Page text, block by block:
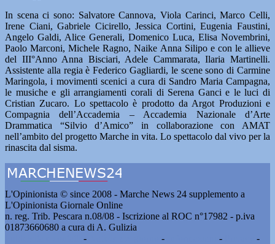
In scena ci sono: Salvatore Cannova, Viola Carinci, Marco Celli,
Irene Ciani, Gabriele Cicirello, Jessica Cortini, Eugenia Faustini,
Angelo Galdi, Alice Generali, Domenico Luca, Elisa Novembrini,
Paolo Marconi, Michele Ragno, Naike Anna Silipo e con le allieve
del III°Anno Anna Bisciari, Adele Cammarata, Ilaria Martinelli.
Assistente alla regia è Federico Gagliardi, le scene sono di Carmine
Maringola, i movimenti scenici a cura di Sandro Maria Campagna,
le musiche e gli arrangiamenti corali di Serena Ganci e le luci di
Cristian Zucaro. Lo spettacolo è prodotto da Argot Produzioni e
Compagnia dell’Accademia – Accademia Nazionale d’Arte
Drammatica “Silvio d’Amico” in collaborazione con AMAT
nell’ambito del progetto Marche in vita. Lo spettacolo dal vivo per la
rinascita dal sisma.
L'Opinionista © since 2008 - Marche News 24 supplemento a
L'Opinionista Giornale Online
n. reg. Trib. Pescara n.08/08 - Iscrizione al ROC n°17982 - p.iva
01873660680 a cura di A. Gulizia
- - -
-